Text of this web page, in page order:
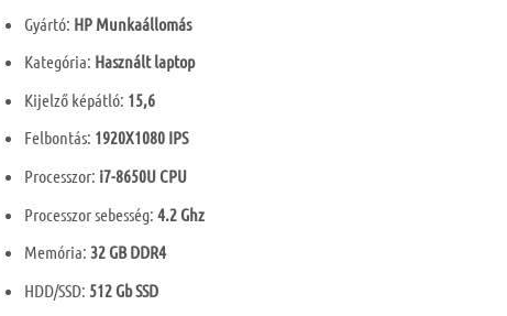
Gyártó: HP Munkaállomás
Kategória: Használt laptop
Kijelző képátló: 15,6
Felbontás: 1920X1080 IPS
Processzor: i7-8650U CPU
Processzor sebesség: 4.2 Ghz
Memória: 32 GB DDR4
HDD/SSD: 512 Gb SSD